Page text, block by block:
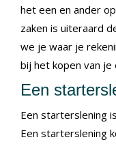
het een en ander
zaken is uiteraard
we je waar je
bij het kopen van je
Een
Een starterslening
Een starterslening